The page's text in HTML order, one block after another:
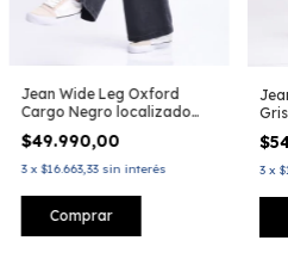
Jean Wide Leg Oxford
Cargo Negro localizado
Soft Black
$49.990,00
3 x$16.663,33 sin interés
Comprar
Gris
3 x